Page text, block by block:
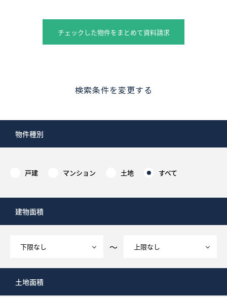
チェックした物件をまとめて資料請求
検索条件を変更する
物件種別
戸建 マンション 土地 すべて
建物面積
～
土地面積